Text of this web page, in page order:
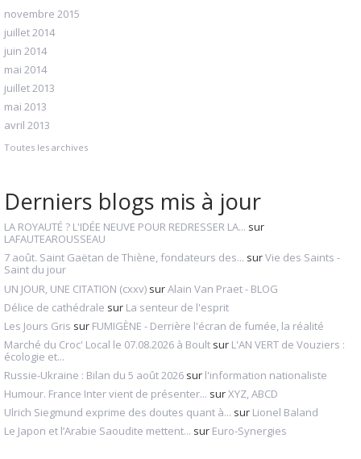
novembre 2015
juillet 2014
juin 2014
mai 2014
juillet 2013
mai 2013
avril 2013
Toutes les archives
Derniers blogs mis à jour
LA ROYAUTÉ ? L'IDÉE NEUVE POUR REDRESSER LA... sur
LAFAUTEAROUSSEAU
7 août. Saint Gaëtan de Thiène, fondateurs des... surVie des Saints -
Saint du jour
UN JOUR, UNE CITATION (cxxv) surAlain Van Praet - BLOG
Délice de cathédrale sur La senteur de l'esprit
Les Jours Gris sur FUMIGÈNE - Derrière l'écran de fumée, la réalité
Marché du Croc' Local le 07.08.2026 à Boult sur L'AN VERT de Vouziers :
écologie et...
Russie-Ukraine : Bilan du 5 août 2026 sur l'information nationaliste
Humour. France Inter vient de présenter... surXYZ, ABCD
Ulrich Siegmund exprime des doutes quant à... sur Lionel Baland
Le Japon et l’Arabie Saoudite mettent... sur Euro-Synergies